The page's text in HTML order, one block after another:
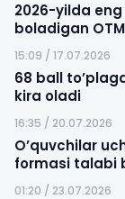
2026-yilda
boladigan
15:09 / 17.07.2026
68 ball
kira oladi
16:35 / 20.07.2026
O’quvchilar
formasi talabi
01:20 / 23.07.2026